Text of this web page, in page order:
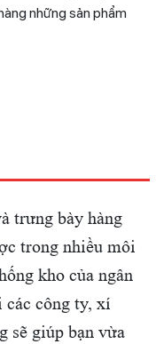
những sản phẩm
trưng bày hàng
trong nhiều môi
kho của ngân
các công ty, xí
sẽ giúp bạn vừa